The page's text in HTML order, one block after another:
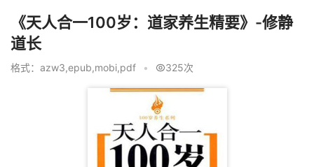
《天人合一100岁：道家养生精要》-修静
道长
格式：azw3,epub,mobi,pdf • 325次